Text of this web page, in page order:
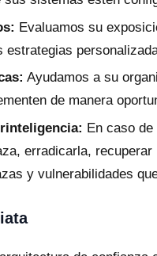
Evaluamos su
Ayudamos a su
de manera
En caso
erradicarla,
y vulnerabilidades